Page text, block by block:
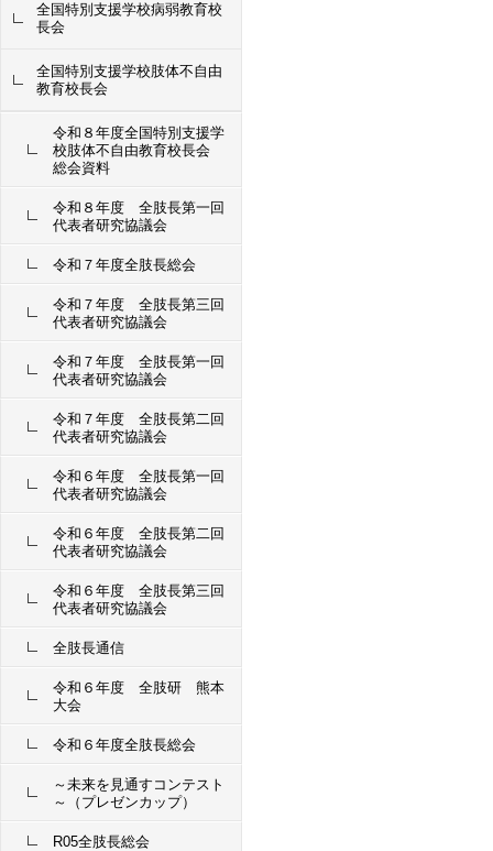
全国特別支援学校病弱教育校
長会
全国特別支援学校肢体不自由
教育校長会
令和８年度全国特別支援学
校肢体不自由教育校長会
総会資料
令和８年度 全肢長第一回
代表者研究協議会
令和７年度全肢長総会
令和７年度 全肢長第三回
代表者研究協議会
令和７年度 全肢長第一回
代表者研究協議会
令和７年度 全肢長第二回
代表者研究協議会
令和６年度 全肢長第一回
代表者研究協議会
令和６年度 全肢長第二回
代表者研究協議会
令和６年度 全肢長第三回
代表者研究協議会
全肢長通信
令和６年度 全肢研 熊本
大会
令和６年度全肢長総会
～未来を見通すコンテスト
～（プレゼンカップ）
R05全肢長総会